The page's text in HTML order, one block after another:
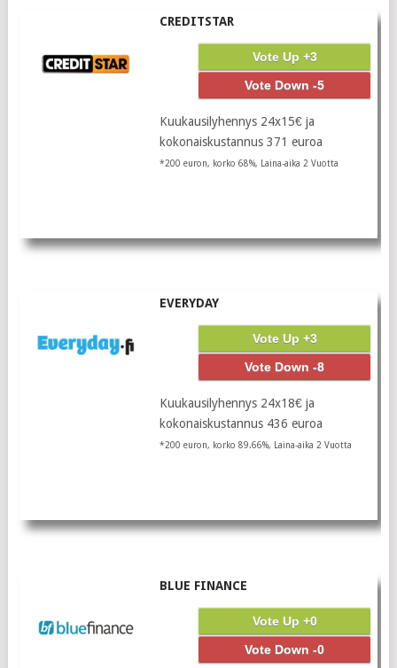
CREDITSTAR
Vote Up +3
Vote Down -5
Kuukausilyhennys 24x15€ ja
kokonaiskustannus 371 euroa
*200 euron, korko 68%, Laina-aika 2 Vuotta
EVERYDAY
Vote Up +3
Vote Down -8
Kuukausilyhennys 24x18€ ja
kokonaiskustannus 436 euroa
*200 euron, korko 89.66%, Laina-aika 2 Vuotta
BLUE FINANCE
Vote Up +0
Vote Down -0